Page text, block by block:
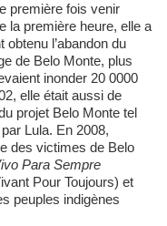
première fois venir
la première heure, elle a
l’abandon du
de Belo Monte, plus
inonder 20 0000
elle était aussi de
projet Belo Monte tel
Lula. En 2008,
des victimes de Belo
Para Sempre
Pour Toujours) et
peuples indigènes